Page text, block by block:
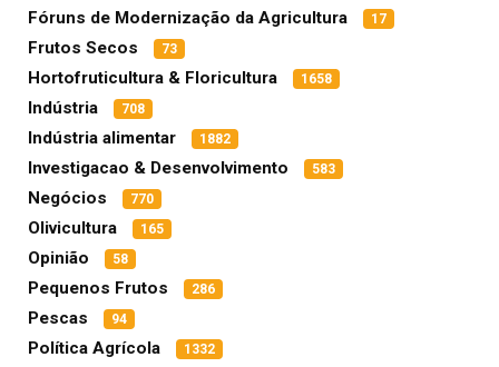
Fóruns de Modernização da Agricultura 17
Frutos Secos 73
Hortofruticultura & Floricultura 1658
Indústria 708
Indústria alimentar 1882
Investigacao & Desenvolvimento 583
Negócios 770
Olivicultura 165
Opinião 58
Pequenos Frutos 286
Pescas 94
Política Agrícola 1332